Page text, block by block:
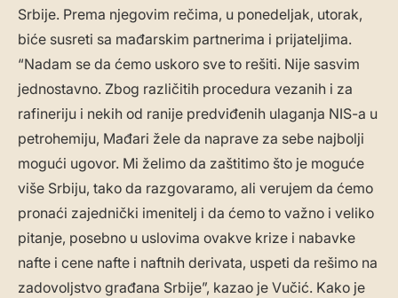
Srbije. Prema njegovim rečima, u ponedeljak, utorak,
biće susreti sa mađarskim partnerima i prijateljima.
“Nadam se da ćemo uskoro sve to rešiti. Nije sasvim
jednostavno. Zbog različitih procedura vezanih i za
rafineriju i nekih od ranije predviđenih ulaganja NIS-a u
petrohemiju, Mađari žele da naprave za sebe najbolji
mogući ugovor. Mi želimo da zaštitimo što je moguće
više Srbiju, tako da razgovaramo, ali verujem da ćemo
pronaći zajednički imenitelj i da ćemo to važno i veliko
pitanje, posebno u uslovima ovakve krize i nabavke
nafte i cene nafte i naftnih derivata, uspeti da rešimo na
zadovoljstvo građana Srbije”, kazao je Vučić. Kako je